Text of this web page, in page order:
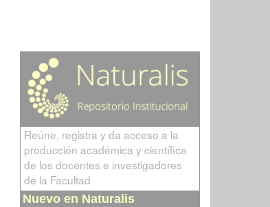
Reúne, registra y da acceso a la
producción académica y científica
de los docentes e investigadores
de la Facultad
Nuevo en Naturalis